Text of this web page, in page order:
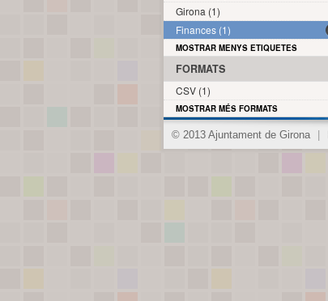
Girona (1)
Finances (1)
MOSTRAR MENYS ETIQUETES
FORMATS
CSV (1)
MOSTRAR MÉS FORMATS
© 2013 Ajuntament de Girona